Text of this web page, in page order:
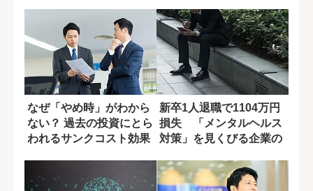
なぜ「やめ時」がわから
ない？ 過去の投資にとら
われるサンクコスト効果
新卒1人退職で1104万円
損失 「メンタルヘルス
対策」を見くびる企業の